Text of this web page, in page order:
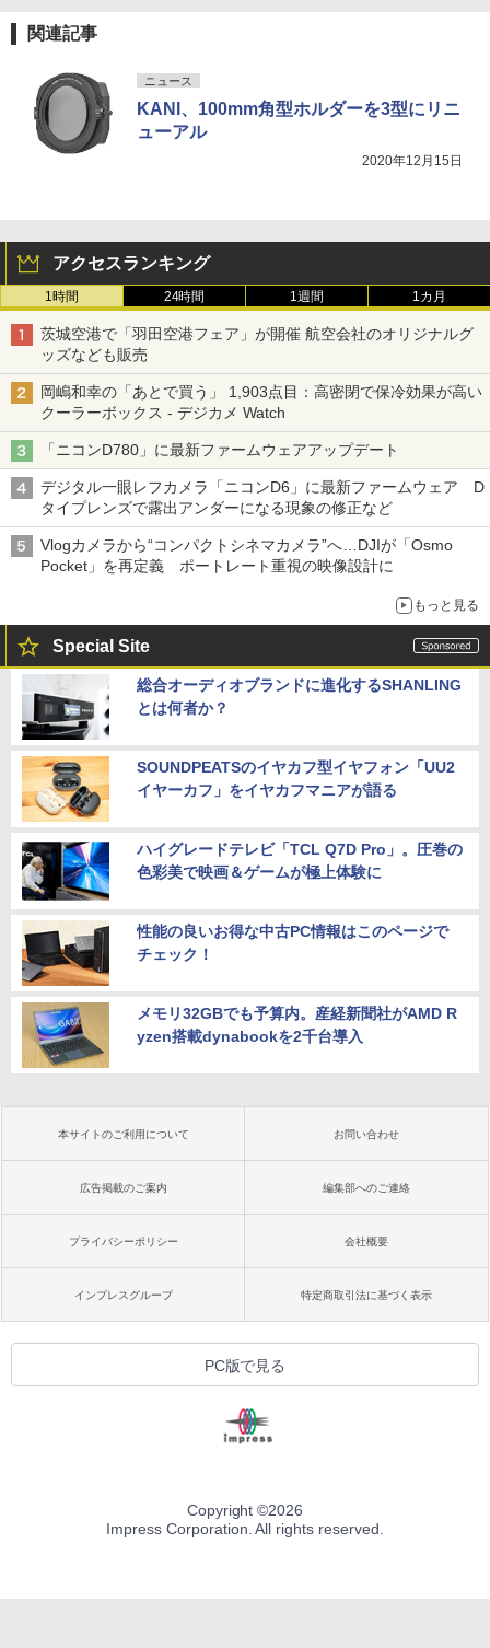
関連記事
ニュース
KANI、100mm角型ホルダーを3型にリニ
ューアル
2020年12月15日
アクセスランキング
1時間 24時間 1週間 1カ月
茨城空港で「羽田空港フェア」が開催 航空会社のオリジナルグ
ッズなども販売
岡嶋和幸の「あとで買う」 1,903点目：高密閉で保冷効果が高い
クーラーボックス - デジカメ Watch
「ニコンD780」に最新ファームウェアアップデート
デジタル一眼レフカメラ「ニコンD6」に最新ファームウェア D
タイプレンズで露出アンダーになる現象の修正など
Vlogカメラから“コンパクトシネマカメラ”へ…DJIが「Osmo
Pocket」を再定義 ポートレート重視の映像設計に
もっと見る
Special Site
総合オーディオブランドに進化するSHANLING
とは何者か？
SOUNDPEATSのイヤカフ型イヤフォン「UU2
イヤーカフ」をイヤカフマニアが語る
ハイグレードテレビ「TCL Q7D Pro」。圧巻の
色彩美で映画＆ゲームが極上体験に
性能の良いお得な中古PC情報はこのページで
チェック！
メモリ32GBでも予算内。産経新聞社がAMD R
yzen搭載dynabookを2千台導入
本サイトのご利用について お問い合わせ
広告掲載のご案内 編集部へのご連絡
プライバシーポリシー 会社概要
インプレスグループ 特定商取引法に基づく表示
PC版で見る
Copyright ©2026
Impress Corporation. All rights reserved.